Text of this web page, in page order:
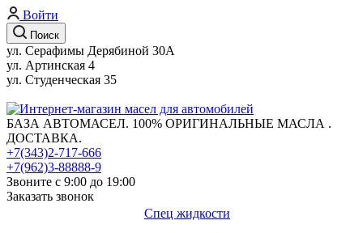
Войти
Поиск
ул. Серафимы Дерябиной 30А
ул. Артинская 4
ул. Студенческая 35
БАЗА АВТОМАСЕЛ. 100% ОРИГИНАЛЬНЫЕ МАСЛА .
ДОСТАВКА.
+7(343)2-717-666
+7(962)3-88888-9
Звоните с 9:00 до 19:00
Заказать звонок
Спец жидкости